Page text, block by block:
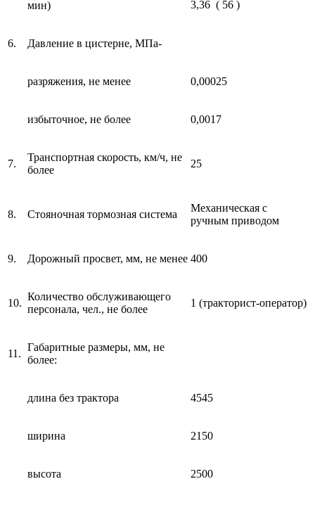
мин)
3,36 ( 56 )
6. Давление в цистерне, МПа-
разряжения, не менее 0,00025
избыточное, не более 0,0017
7.
Транспортная скорость, км/ч, не
более
25
8. Стояночная тормозная система
Механическая с
ручным приводом
9. Дорожный просвет, мм, не менее 400
10.
Количество обслуживающего
персонала, чел., не более
1 (тракторист-оператор)
11.
Габаритные размеры, мм, не
более:
длина без трактора 4545
ширина 2150
высота 2500